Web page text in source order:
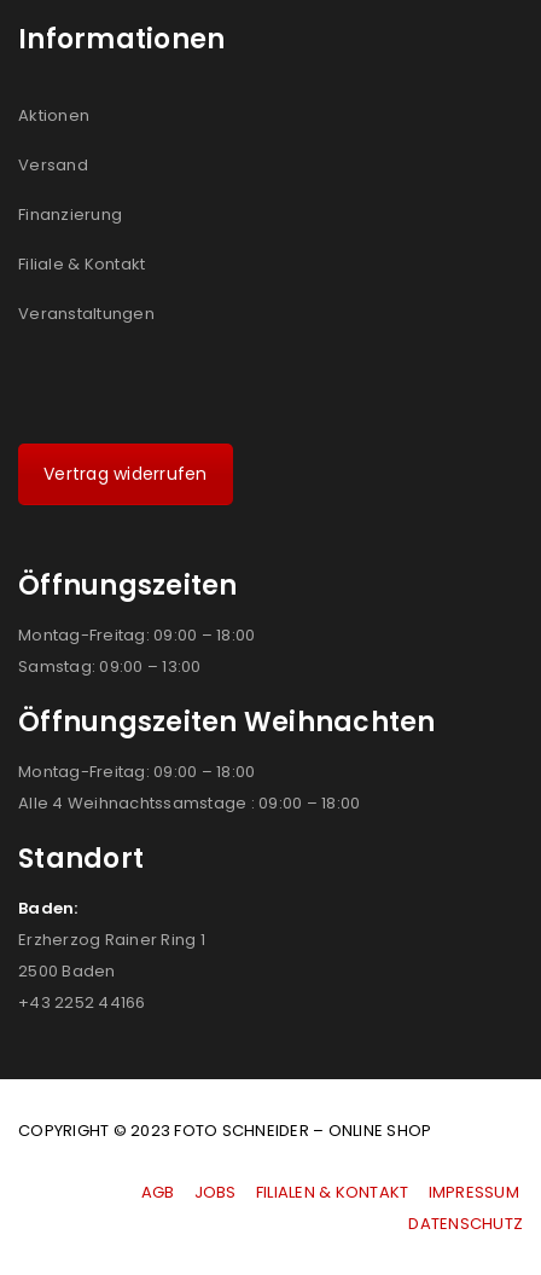
Informationen
Aktionen
Versand
Finanzierung
Filiale & Kontakt
Veranstaltungen
Vertrag widerrufen
Öffnungszeiten
Montag-Freitag: 09:00 – 18:00
Samstag: 09:00 – 13:00
Öffnungszeiten Weihnachten
Montag-Freitag: 09:00 – 18:00
Alle 4 Weihnachtssamstage : 09:00 – 18:00
Standort
Baden:
Erzherzog Rainer Ring 1
2500 Baden
+43 2252 44166
COPYRIGHT © 2023 FOTO SCHNEIDER – ONLINE SHOP
AGB JOBS FILIALEN & KONTAKT
IMPRESSUM
|DATENSCHUTZ